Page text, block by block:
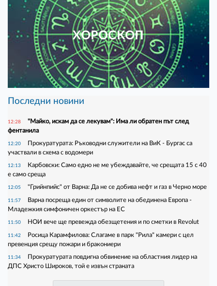
ХОРОСКОП
Последни новини
12:28
"Майко, искам да се лекувам": Има ли обратен път след
фентанила
12:20
Прокуратурата: Ръководни служители на ВиК - Бургас са
участвали в схема с водомери
12:13
Карбовски: Само едно не ме убеждавайте, че срещата 15 с 40
е само среща
12:05 "Грийнпийс" от Варна: Да не се добива нефт и газ в Черно море
11:57
Варна посреща един от символите на обединена Европа -
Младежкия симфоничен оркестър на ЕС
11:50 НОИ вече ще превежда обезщетения и по сметки в Revolut
11:42
Росица Карамфилова: Слагаме в парк "Рила" камери с цел
превенция срещу пожари и бракониери
11:34
Прокуратурата повдигна обвинение на областния лидер на
ДПС Христо Широков, той е извън страната